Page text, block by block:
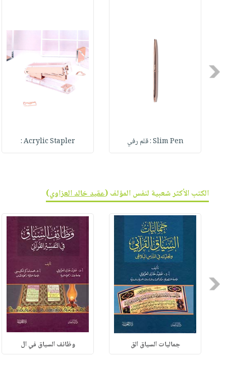
نيل
تواصل
معنا
الإصدارات
Previous
Slim Pen : قلم رفي Acrylic Stapler :
الكتب الأكثر شعبية لنفس المؤلف (عقيد خالد العزاوي)
Previous
جماليات السياق الق وظائف السياق في ال